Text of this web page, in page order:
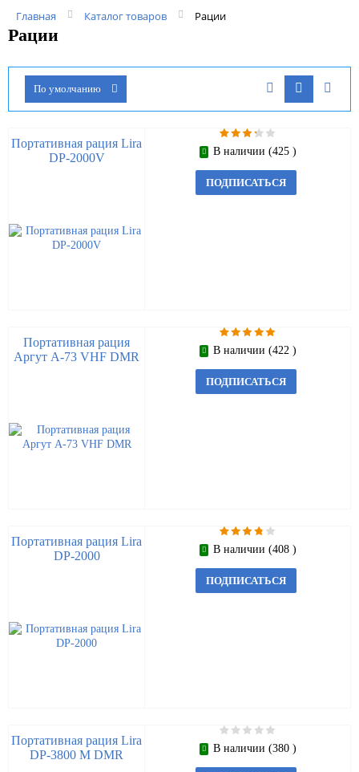
Главная Каталог товаров Рации
Рации
По умолчанию
Портативная рация Lira
DP-2000V
В наличии (425 )
ПОДПИСАТЬСЯ
Портативная рация
Аргут А-73 VHF DMR
В наличии (422 )
ПОДПИСАТЬСЯ
Портативная рация Lira
DP-2000
В наличии (408 )
ПОДПИСАТЬСЯ
Портативная рация Lira
DP-3800 M DMR
В наличии (380 )